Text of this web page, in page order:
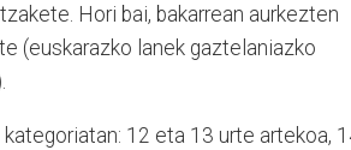
Hori bai, bakarrean aurkezten
(euskarazko lanek gaztelaniazko
12 eta 13 urte artekoa,